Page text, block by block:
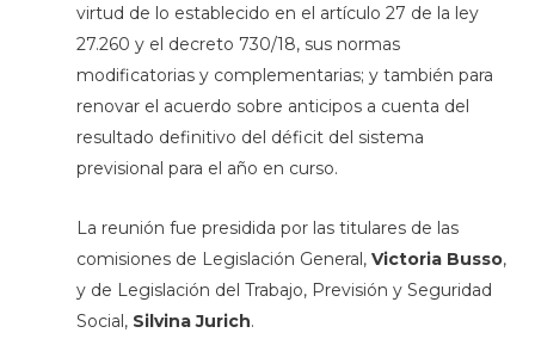
virtud de lo establecido en el artículo 27 de la ley
27.260 y el decreto 730/18, sus normas
modificatorias y complementarias; y también para
renovar el acuerdo sobre anticipos a cuenta del
resultado definitivo del déficit del sistema
previsional para el año en curso.
La reunión fue presidida por las titulares de las
comisiones de Legislación General, Victoria Busso,
y de Legislación del Trabajo, Previsión y Seguridad
Social, Silvina Jurich.